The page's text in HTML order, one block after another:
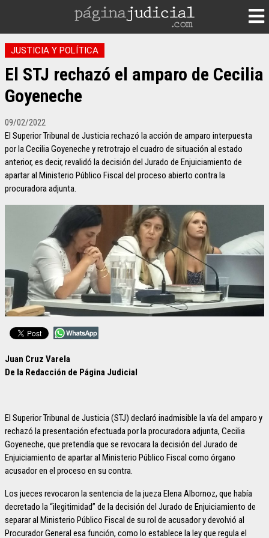
JUSTICIA Y POLÍTICA
El STJ rechazó el amparo de Cecilia
Goyeneche
09/02/2022
El Superior Tribunal de Justicia rechazó la acción de amparo interpuesta
por la Cecilia Goyeneche y retrotrajo el cuadro de situación al estado
anterior, es decir, revalidó la decisión del Jurado de Enjuiciamiento de
apartar al Ministerio Público Fiscal del proceso abierto contra la
procuradora adjunta.
Juan Cruz Varela
De la Redacción de Página Judicial
El Superior Tribunal de Justicia (STJ) declaró inadmisible la vía del amparo y
rechazó la presentación efectuada por la procuradora adjunta, Cecilia
Goyeneche, que pretendía que se revocara la decisión del Jurado de
Enjuiciamiento de apartar al Ministerio Público Fiscal como órgano
acusador en el proceso en su contra.
Los jueces revocaron la sentencia de la jueza Elena Albornoz, que había
decretado la “ilegitimidad” de la decisión del Jurado de Enjuiciamiento de
separar al Ministerio Público Fiscal de su rol de acusador y devolvió al
Procurador General esa función, como lo establece la ley que regula el